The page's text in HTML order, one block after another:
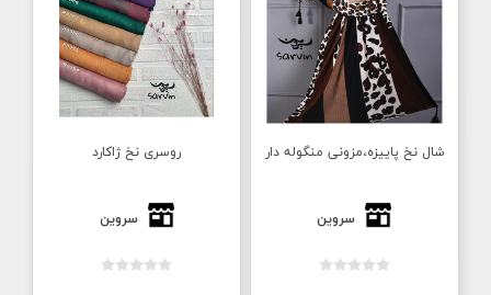
شال نخ پاییزه،مزونی منگوله دار
سروین
روسری نخ ژاکارد
سروین